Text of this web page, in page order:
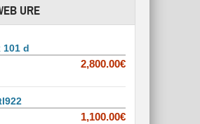
URE
101 d
2,800.00€
1,100.00€